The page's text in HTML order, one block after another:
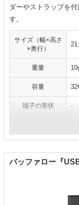
ダーやストラップを
す。
サイズ（幅×高さ
×奥行）
重量
容量
端子の形状 ‐
バッファロー『